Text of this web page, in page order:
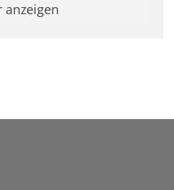
anzeigen